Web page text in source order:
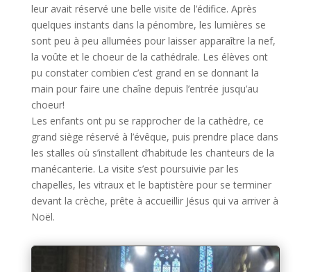
leur avait réservé une belle visite de l’édifice. Après
quelques instants dans la pénombre, les lumières se
sont peu à peu allumées pour laisser apparaître la nef,
la voûte et le choeur de la cathédrale. Les élèves ont
pu constater combien c’est grand en se donnant la
main pour faire une chaîne depuis l’entrée jusqu’au
choeur!
Les enfants ont pu se rapprocher de la cathèdre, ce
grand siège réservé à l’évêque, puis prendre place dans
les stalles où s’installent d’habitude les chanteurs de la
manécanterie. La visite s’est poursuivie par les
chapelles, les vitraux et le baptistère pour se terminer
devant la crèche, prête à accueillir Jésus qui va arriver à
Noël.